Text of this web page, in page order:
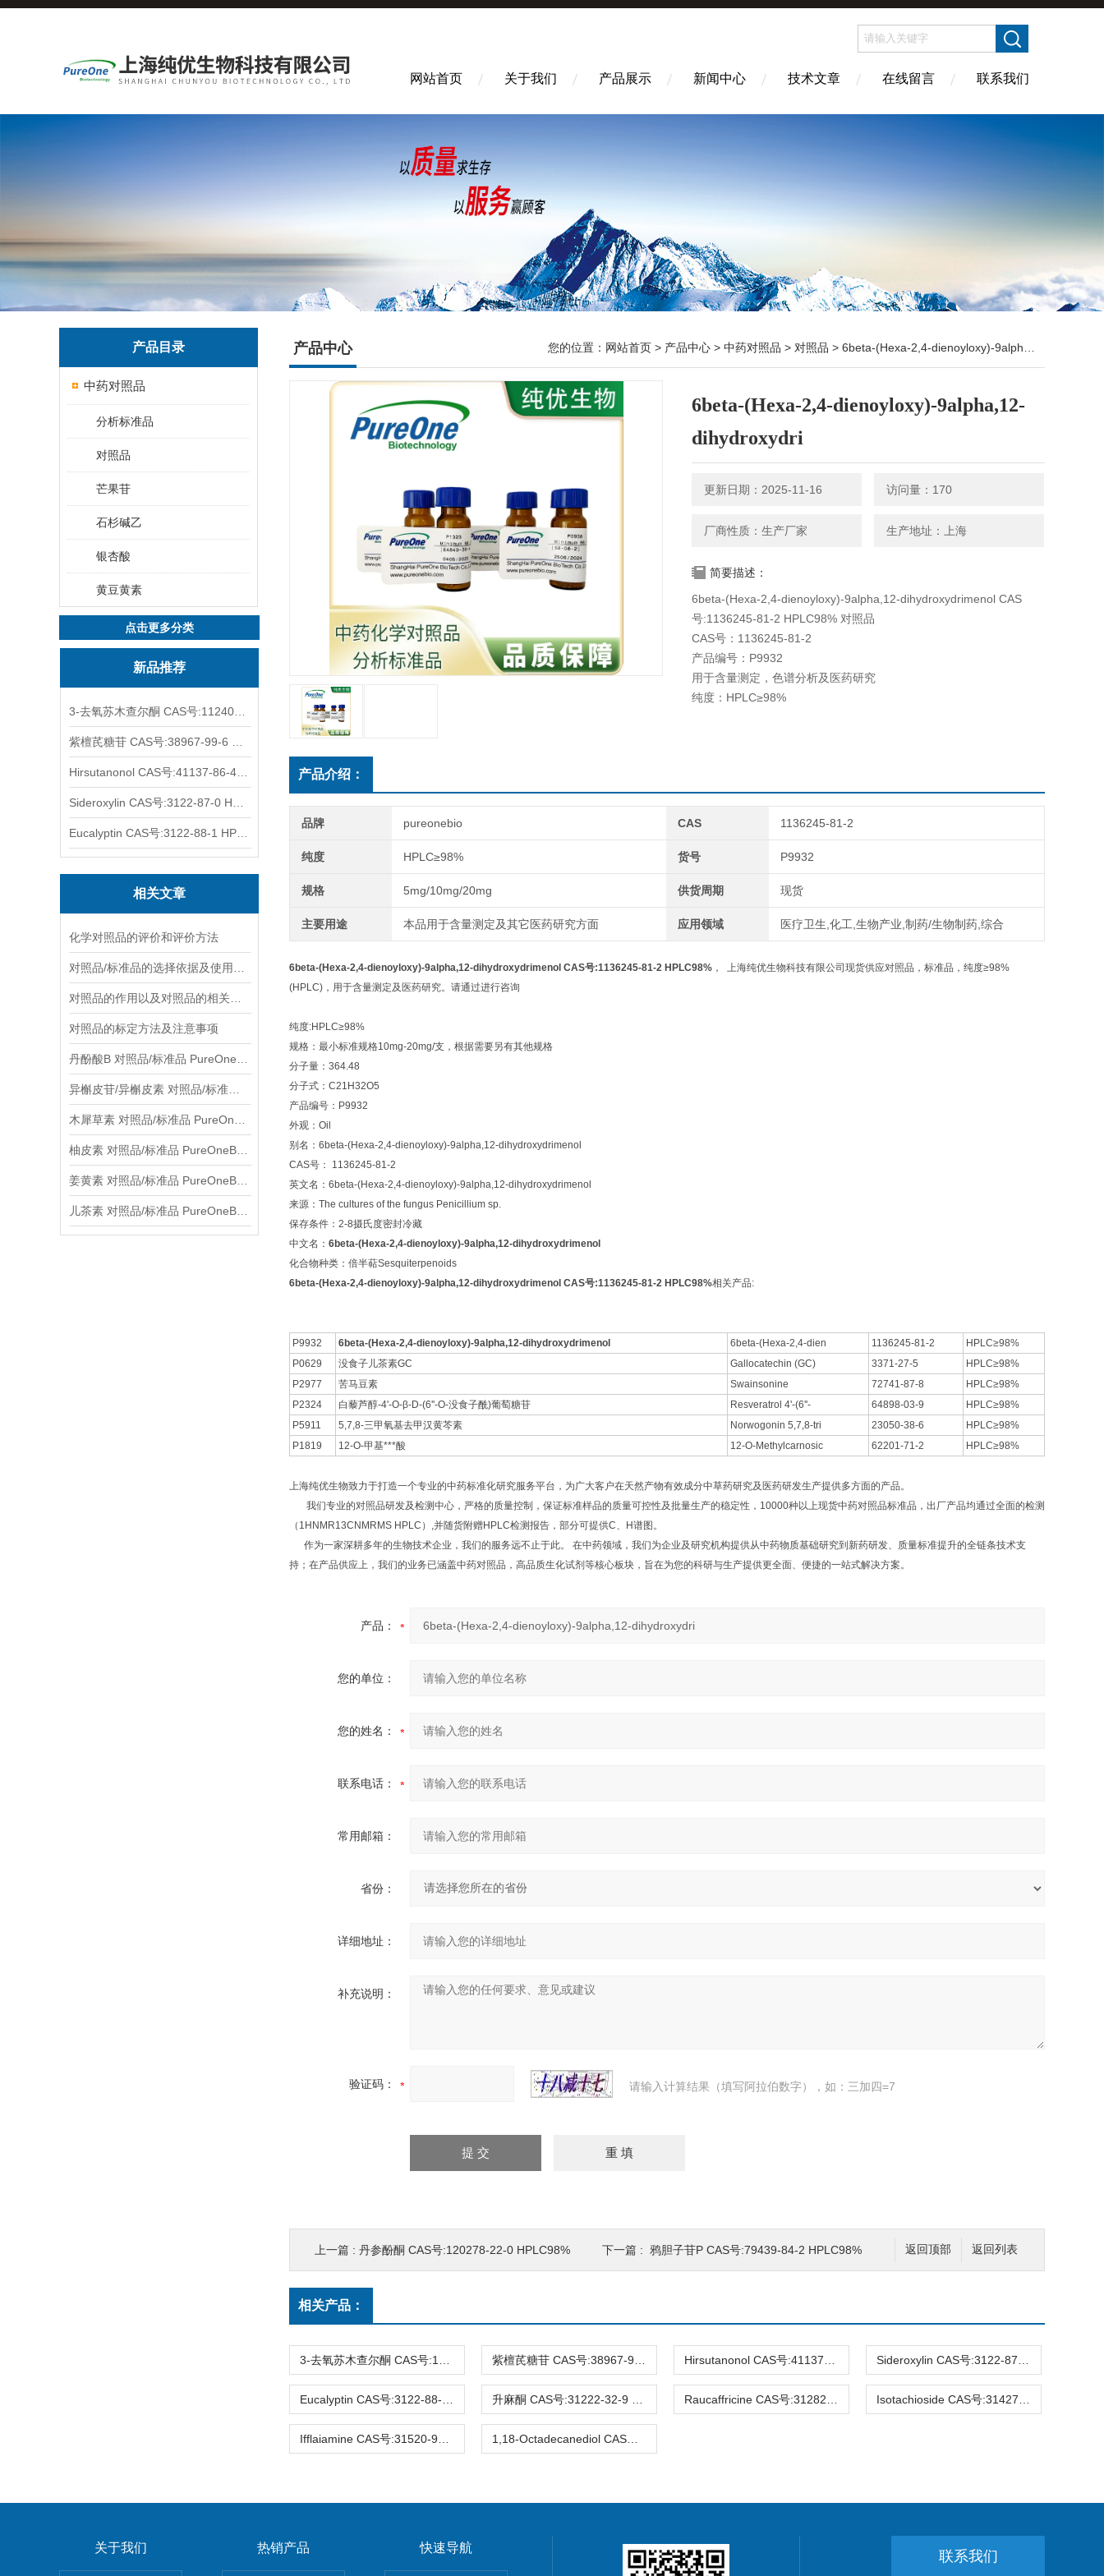
网站首页 关于我们 产品展示 新闻中心 技术文章 在线留言 联系我们
产品目录
中药对照品
分析标准品
对照品
芒果苷
石杉碱乙
银杏酸
黄豆黄素
点击更多分类
新品推荐
相关文章
化学对照品的评价和评价方法
对照品的标定方法及注意事项
产品中心 您的位置： 网站首页 > 产品中心 > 中药对照品 > 对照品 > 6beta-(Hexa-2,4-dienoyloxy)-9alpha,12-dihydroxydri
6beta-(Hexa-2,4-dienoyloxy)-9alpha,12-
dihydroxydri
更新日期：2025-11-16 访问量：170
厂商性质：生产厂家 生产地址：上海
简要描述：
6beta-(Hexa-2,4-dienoyloxy)-9alpha,12-dihydroxydrimenol CAS
号:1136245-81-2 HPLC98% 对照品
CAS号：1136245-81-2
产品编号：P9932
用于含量测定，色谱分析及医药研究
纯度：HPLC≥98%
产品介绍：
品牌 pureonebio CAS 1136245-81-2
纯度 HPLC≥98% 货号 P9932
规格 5mg/10mg/20mg 供货周期 现货
主要用途 本品用于含量测定及其它医药研究方面 应用领域 医疗卫生,化工,生物产业,制药/生物制药,综合
6beta-(Hexa-2,4-dienoyloxy)-9alpha,12-dihydroxydrimenol CAS号:1136245-81-2 HPLC98% ， 上海纯优生物科技有限公司现货供应对照品，标准品，纯度≥98%
(HPLC)，用于含量测定及医药研究。请通过进行咨询
纯度:HPLC≥98%
规格：最小标准规格10mg-20mg/支，根据需要另有其他规格
分子量：364.48
分子式：C21H32O5
产品编号：P9932
外观：Oil
别名：6beta-(Hexa-2,4-dienoyloxy)-9alpha,12-dihydroxydrimenol
CAS号： 1136245-81-2
英文名：6beta-(Hexa-2,4-dienoyloxy)-9alpha,12-dihydroxydrimenol
来源：The cultures of the fungus Penicillium sp.
保存条件：2-8摄氏度密封冷藏
中文名： 6beta-(Hexa-2,4-dienoyloxy)-9alpha,12-dihydroxydrimenol
化合物种类：倍半萜Sesquiterpenoids
6beta-(Hexa-2,4-dienoyloxy)-9alpha,12-dihydroxydrimenol CAS号:1136245-81-2 HPLC98%相关产品:
P9932 6beta-(Hexa-2,4-dienoyloxy)-9alpha,12-dihydroxydrimenol 6beta-(Hexa-2,4-dien 1136245-81-2
HPLC≥98%
P0629
没食子儿茶素GC Gallocatechin (GC) 3371-27-5
HPLC≥98%
P2977
苦马豆素 Swainsonine 72741-87-8
HPLC≥98%
P2324
白藜芦醇-4'-O-β-D-(6''-O-没食子酰)葡萄糖苷 Resveratrol 4'-(6''- 64898-03-9
HPLC≥98%
P5911
5,7,8-三甲氧基去甲汉黄芩素 Norwogonin 5,7,8-tri 23050-38-6
HPLC≥98%
P1819
12-O-甲基***酸 12-O-Methylcarnosic 62201-71-2 HPLC≥98%
上海纯优生物致力于打造一个专业的中药标准化研究服务平台，为广大客户在天然产物有效成分中草药研究及医药研发生产提供多方面的产品。
我们专业的对照品研发及检测中心，严格的质量控制，保证标准样品的质量可控性及批量生产的稳定性，10000种以上现货中药对照品标准品，出厂产品均通过全面的检测
（1HNMR13CNMRMS HPLC）,并随货附赠HPLC检测报告，部分可提供C、H谱图。
作为一家深耕多年的生物技术企业，我们的服务远不止于此。 在中药领域，我们为企业及研究机构提供从中药物质基础研究到新药研发、质量标准提升的全链条技术支
持；在产品供应上，我们的业务已涵盖中药对照品，高品质生化试剂等核心板块，旨在为您的科研与生产提供更全面、便捷的一站式解决方案。
产品：
您的单位：
您的姓名：
联系电话：
常用邮箱：
省份：
详细地址：
补充说明：
验证码： 请输入计算结果（填写阿拉伯数字），如：三加四=7
返回列表
返回顶部
上一篇 : 丹参酚酮 CAS号:120278-22-0 HPLC98% 下一篇 : 鸦胆子苷P CAS号:79439-84-2 HPLC98%
相关产品：
关于我们 热销产品 快速导航
联系我们